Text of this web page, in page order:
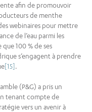
afin de promouvoir
de menthe
webinaires pour mettre
de l’eau parmi les
que 100 % de ses
s’engagent à prendre
[15].
(P&G) a pris un
tenant compte de
vers un avenir à